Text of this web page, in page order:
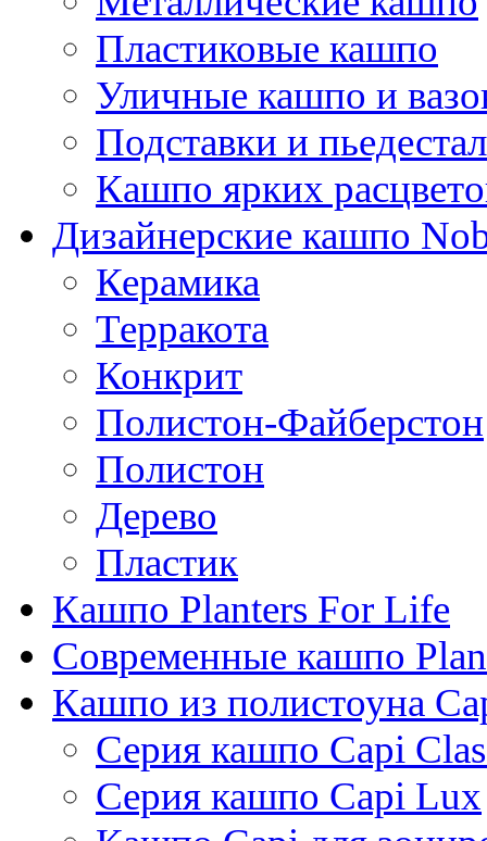
Пластиковые кашпо
Уличные кашпо и
Подставки и
Кашпо ярких
Дизайнерские кашпо
Керамика
Терракота
Конкрит
Полистон-Файберстон
Полистон
Дерево
Пластик
Кашпо Planters For Life
Современные кашпо
Кашпо из полистоуна
Серия кашпо Capi
Серия кашпо Capi Lux